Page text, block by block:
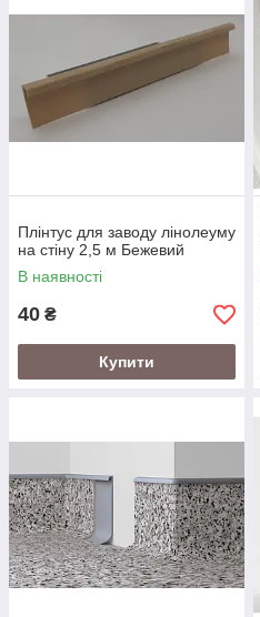
Плінтус для заводу лінолеуму
на стіну 2,5 м Бежевий
В наявності
40 ₴
Купити